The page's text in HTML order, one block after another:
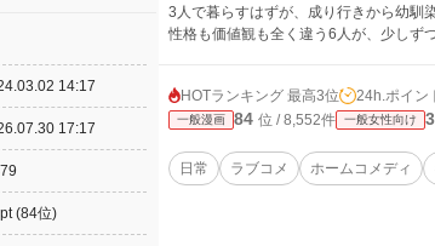
3人で暮らすはずが、成り行きから幼馴
性格も価値観も全く違う6人が、少しず
HOTランキング 最高3位 24h.ポイン
一般漫画 84 位 / 8,552件 一般女性向け
日常 ラブコメ ホームコメディ
14:17
17:17
(84位)